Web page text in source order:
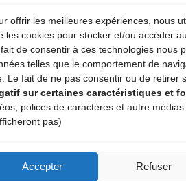
offrir les meilleures expériences, nous
les cookies pour stocker et/ou accéder
de consentir à ces technologies nous
telles que le comportement de
Le fait de ne pas consentir ou de retirer
sur certaines caractéristiques et
polices de caractères et autre
pas)
Accepter Refuser
sont indiqués avec*